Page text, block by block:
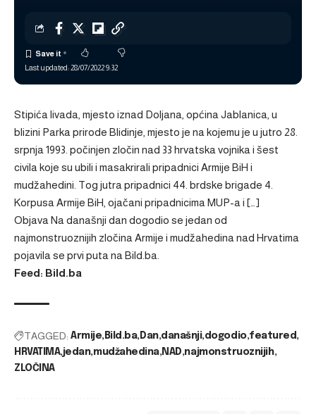
Last updated: 28/07/2022 9:32
Stipića livada, mjesto iznad Doljana, općina Jablanica, u
blizini Parka prirode Blidinje, mjesto je na kojemu je u jutro 28.
srpnja 1993. počinjen zločin nad 33 hrvatska vojnika i šest
civila koje su ubili i masakrirali pripadnici Armije BiH i
mudžahedini. Tog jutra pripadnici 44. brdske brigade 4.
Korpusa Armije BiH, ojačani pripadnicima MUP-a i […]
Objava Na današnji dan dogodio se jedan od
najmonstruoznijih zločina Armije i mudžahedina nad Hrvatima
pojavila se prvi puta na Bild.ba
Feed: Bild.ba
TAGGED: Armije Bild.ba Dan današnji dogodio featured
HRVATIMA jedan mudžahedina NAD najmonstruoznijih
ZLOČINA